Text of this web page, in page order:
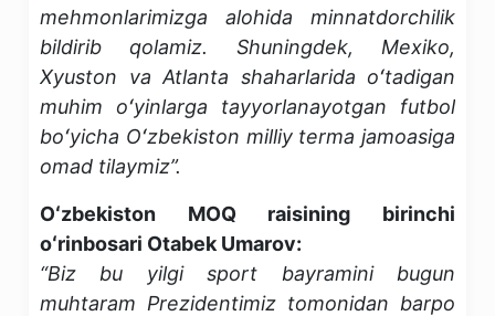
mehmonlarimizga alohida minnatdorchilik
bildirib qolamiz. Shuningdek, Mexiko,
Xyuston va Atlanta shaharlarida oʻtadigan
muhim oʻyinlarga tayyorlanayotgan futbol
boʻyicha Oʻzbekiston milliy terma jamoasiga
omad tilaymiz”.
Oʻzbekiston MOQ raisining birinchi
oʻrinbosari Otabek Umarov:
“Biz bu yilgi sport bayramini bugun
muhtaram Prezidentimiz tomonidan barpo